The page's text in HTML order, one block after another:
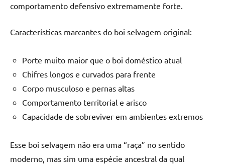
comportamento defensivo extremamente forte.
Características marcantes do boi selvagem original:
Porte muito maior que o boi doméstico atual
Chifres longos e curvados para frente
Corpo musculoso e pernas altas
Comportamento territorial e arisco
Capacidade de sobreviver em ambientes extremos
Esse boi selvagem não era uma “raça” no sentido
moderno, mas sim uma espécie ancestral da qual